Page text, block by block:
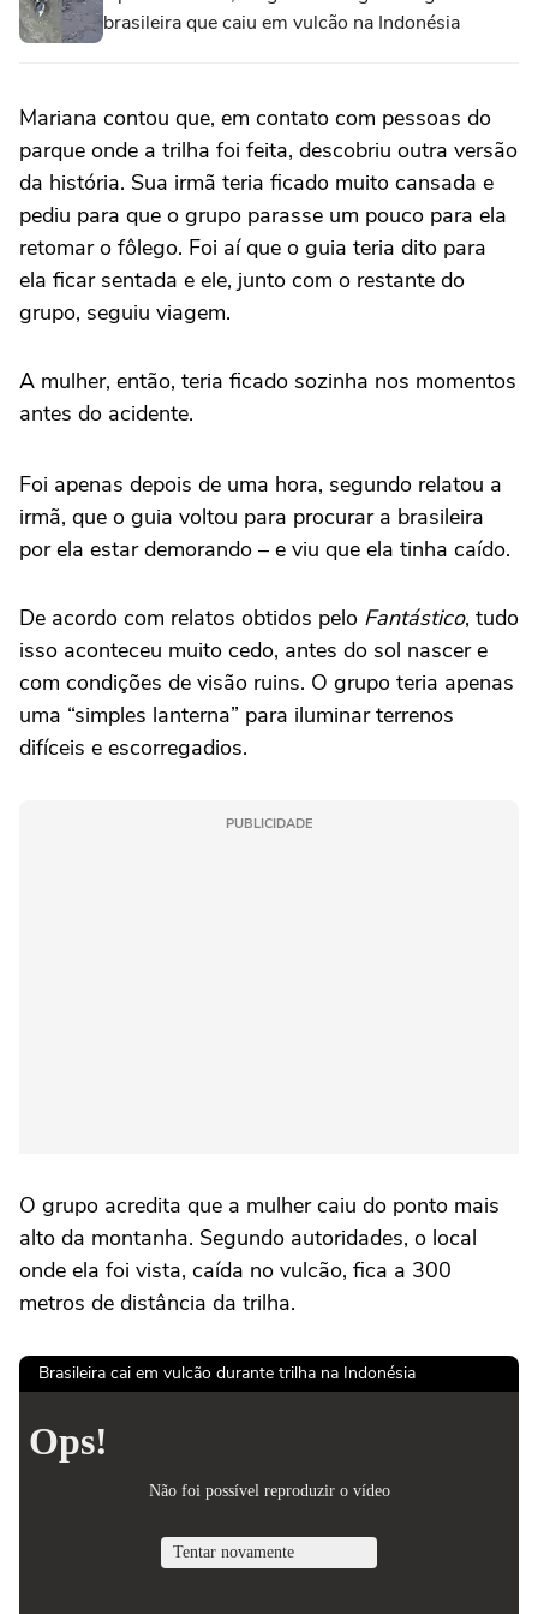
brasileira que caiu em vulcão na Indonésia
Mariana contou que, em contato com pessoas do
parque onde a trilha foi feita, descobriu outra versão
da história. Sua irmã teria ficado muito cansada e
pediu para que o grupo parasse um pouco para ela
retomar o fôlego. Foi aí que o guia teria dito para
ela ficar sentada e ele, junto com o restante do
grupo, seguiu viagem.
A mulher, então, teria ficado sozinha nos momentos
antes do acidente.
Foi apenas depois de uma hora, segundo relatou a
irmã, que o guia voltou para procurar a brasileira
por ela estar demorando – e viu que ela tinha caído.
De acordo com relatos obtidos pelo Fantástico, tudo
isso aconteceu muito cedo, antes do sol nascer e
com condições de visão ruins. O grupo teria apenas
uma “simples lanterna” para iluminar terrenos
difíceis e escorregadios.
PUBLICIDADE
O grupo acredita que a mulher caiu do ponto mais
alto da montanha. Segundo autoridades, o local
onde ela foi vista, caída no vulcão, fica a 300
metros de distância da trilha.
Brasileira cai em vulcão durante trilha na Indonésia